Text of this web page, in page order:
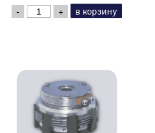
- + в корзину